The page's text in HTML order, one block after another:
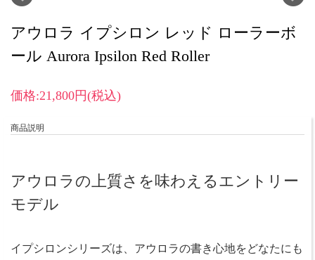
アウロラ イプシロン レッド ローラーボ
ール Aurora Ipsilon Red Roller
価格:21,800円(税込)
商品説明
アウロラの上質さを味わえるエントリー
モデル
イプシロンシリーズは、アウロラの書き心地をどなたにも